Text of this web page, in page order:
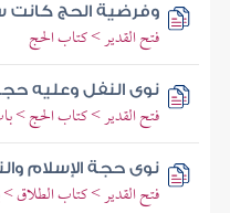
وفرضية الحج كانت
فتح القدير > كتاب الحج
نوى النفل وعليه
فتح القدير > كتاب الحج >
نوى حجة الإسلام
فتح القدير > كتاب الطلاق